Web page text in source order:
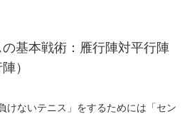
基本戦術：雁行陣対平行陣
）
けないテニス」をするためには「セン